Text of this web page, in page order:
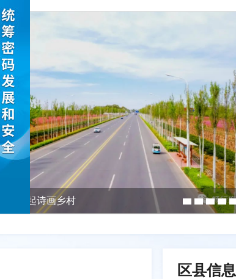
路”串起诗画乡村
02-06
廊坊市交通运输局 关于撤销部分网约车平台公司《网络预约出租汽车经营许可证》的公告
2026年度老旧营运货车报废更新补贴资金发放公示（第一批）
廊坊市交通运输局 关于终止开易（北京）科技有限公司网约车车载终端设备供应资格的公告
07-24
廊坊市交通运输局 关于网络预约出租汽车车载终端设备供货厂家的公示（第六批）
07-09
区县信息